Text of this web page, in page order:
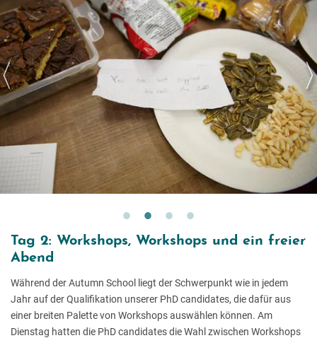
Tag 2: Workshops, Workshops und ein freier
Abend
Während der Autumn School liegt der Schwerpunkt wie in jedem
Jahr auf der Qualifikation unserer PhD candidates, die dafür aus
einer breiten Palette von Workshops auswählen können. Am
Dienstag hatten die PhD candidates die Wahl zwischen Workshops